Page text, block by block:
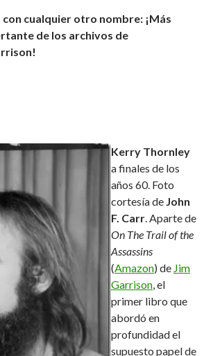
con cualquier otro nombre: ¡Más
de los archivos de
Kerry Thornley
a finales de los
años 60. Foto
cortesía de John
F. Carr. Aparte de
On The Trail of the
Assassins
(Amazon) de Jim
Garrison, el
primer libro que
abordó en
profundidad el
supuesto papel de